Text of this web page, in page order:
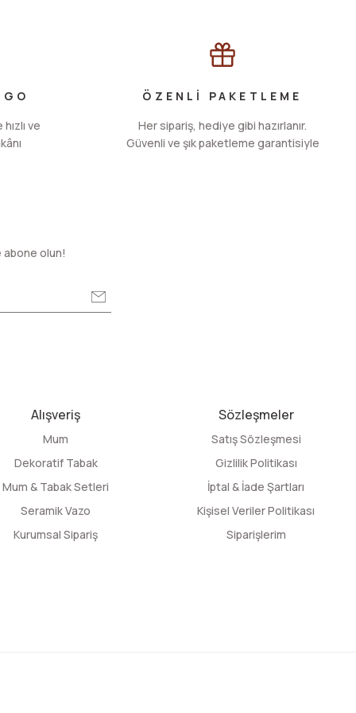
ve
ÖZENLİ PAKETLEME
Her sipariş, hediye gibi hazırlanır.
Güvenli ve şık paketleme garantisiyle
olun!
Alışveriş
Mum
Dekoratif Tabak
Mum & Tabak Setleri
Seramik Vazo
Kurumsal Sipariş
Sözleşmeler
Satış Sözleşmesi
Gizlilik Politikası
İptal & İade Şartları
Kişisel Veriler Politikası
Siparişlerim